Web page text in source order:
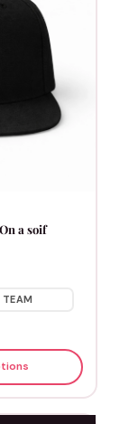
a soif
TEAM